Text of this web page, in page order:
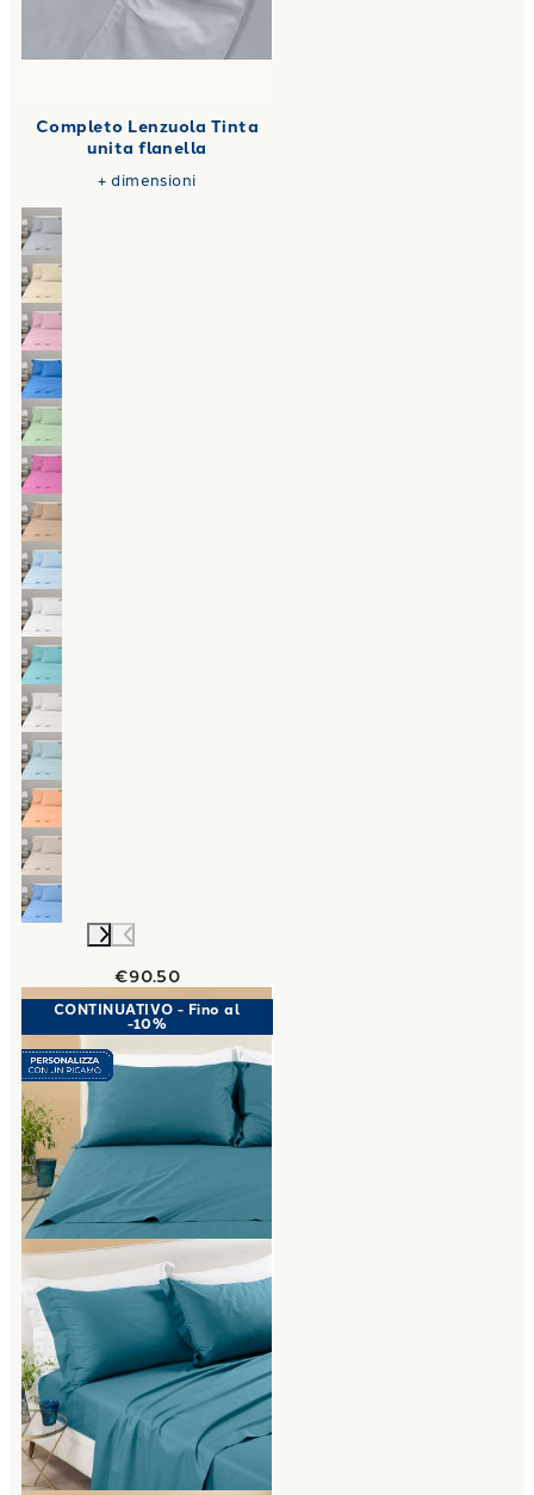
Completo Lenzuola Tinta
unita flanella
€90.50
+dimensioni
Link to "Completo Lenzuola Matrimoniale
CONTINUATIVO - Fino al
-10%